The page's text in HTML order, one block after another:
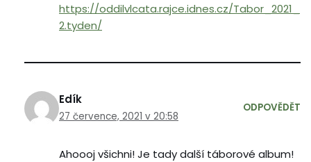
https://oddilvlcata.rajce.idnes.cz/Tabor_2021_
2.tyden/
Edík
27 července, 2021 v 20:58
ODPOVĚDĚT
Ahoooj všichni! Je tady další táborové album!